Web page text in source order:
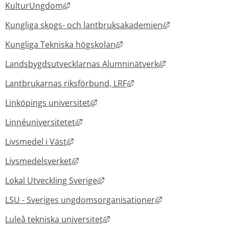
KulturUngdom
Länk till annan webbplats, öppnas i nytt
Kungliga skogs- och lantbruksakademien
Länk till annan
Kungliga Tekniska högskolan
Länk till annan webbplats,
Landsbygdsutvecklarnas Alumninätverk Länk till annan
Lantbrukarnas riksförbund, LRF Länk till annan
Linköpings universitet Länk till annan webbplats,
Linnéuniversitetet Länk till annan webbplats, öppnas i
Livsmedel i Väst Länk till annan webbplats, öppnas i nytt
Livsmedelsverket Länk till annan webbplats, öppnas i
Lokal Utveckling Sverige Länk till annan webbplats,
LSU - Sveriges ungdomsorganisationer Länk till annan
Luleå tekniska universitet Länk till annan webbplats,